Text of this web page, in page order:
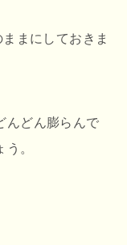
まにしておきま
んどん膨らんで
。